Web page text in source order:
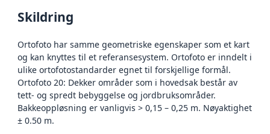
Skildring
Ortofoto har samme geometriske egenskaper som et kart
og kan knyttes til et referansesystem. Ortofoto er inndelt i
ulike ortofotostandarder egnet til forskjellige formål.
Ortofoto 20: Dekker områder som i hovedsak består av
tett- og spredt bebyggelse og jordbruksområder.
Bakkeoppløsning er vanligvis > 0,15 – 0,25 m. Nøyaktighet
± 0.50 m.